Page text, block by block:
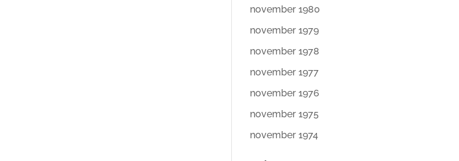
november 1980
november 1979
november 1978
november 1977
november 1976
november 1975
november 1974